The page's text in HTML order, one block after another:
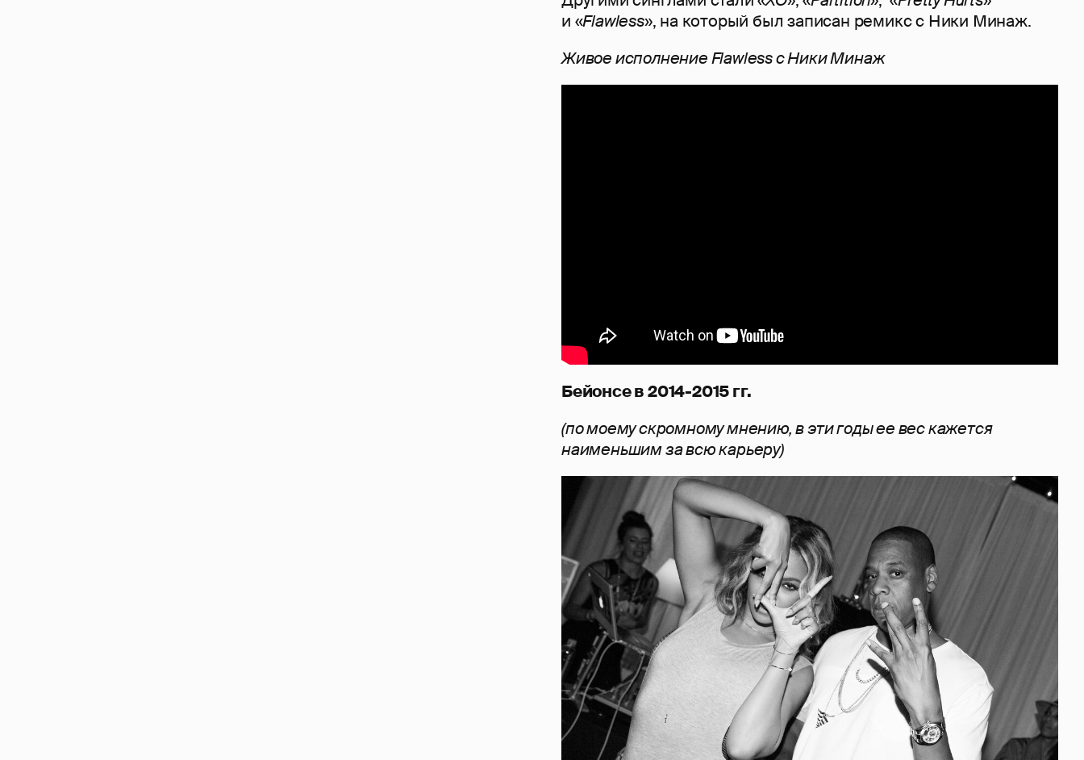
и «Flawless», на который был записан ремикс с Ники Минаж.
Живое исполнение Flawless с Ники Минаж
Бейонсе в 2014-2015 гг.
(по моему скромному мнению, в эти годы ее вес кажется
наименьшим за всю карьеру)